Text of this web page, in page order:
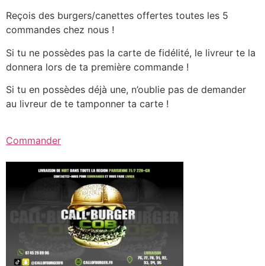
Reçois des burgers/canettes offertes toutes les 5
commandes chez nous !
Si tu ne possèdes pas la carte de fidélité, le livreur te la
donnera lors de ta première commande !
Si tu en possèdes déjà une, n’oublie pas de demander
au livreur de te tamponner ta carte !
Commander